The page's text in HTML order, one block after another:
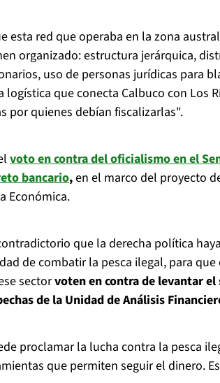
esta red que operaba en la zona
organizado: estructura jerárquica,
uso de personas jurídicas para
logística que conecta Calbuco con Los
por quienes debían fiscalizarlas".
voto en contra del oficialismo en el
bancario,en el marco del proyecto
Económica.
que la derecha política
de combatir la pesca ilegal, para que
sectorvoten en contra de levantar el
de la Unidad de Análisis
proclamar la lucha contra la pesca
que permiten seguir el dinero.